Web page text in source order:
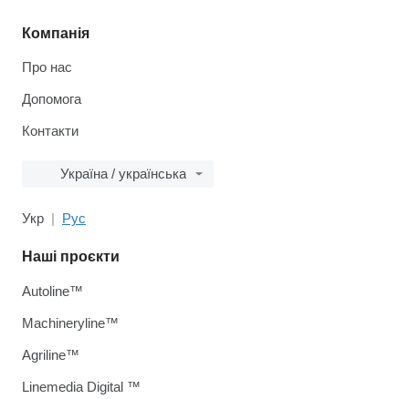
Компанія
Про нас
Допомога
Контакти
Україна / українська
Укр Рус
Наші проєкти
Autoline™
Machineryline™
Agriline™
Linemedia Digital ™